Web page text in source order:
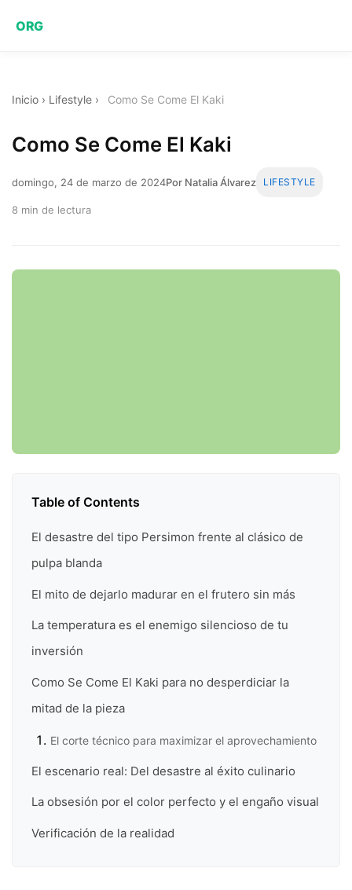
ORG
Inicio › Lifestyle › Como Se Come El Kaki
Como Se Come El Kaki
domingo, 24 de marzo de 2024Por Natalia Álvarez LIFESTYLE
8 min de lectura
Table of Contents
El desastre del tipo Persimon frente al clásico de
pulpa blanda
El mito de dejarlo madurar en el frutero sin más
La temperatura es el enemigo silencioso de tu
inversión
Como Se Come El Kaki para no desperdiciar la
mitad de la pieza
El corte técnico para maximizar el aprovechamiento
El escenario real: Del desastre al éxito culinario
La obsesión por el color perfecto y el engaño visual
Verificación de la realidad